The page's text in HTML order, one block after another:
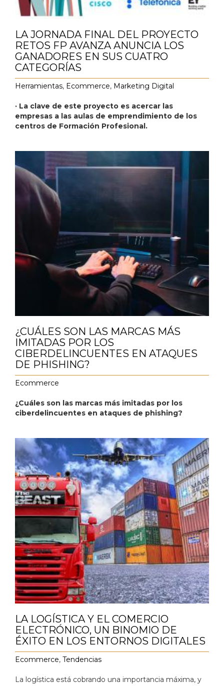
LA JORNADA FINAL DEL PROYECTO
RETOS FP AVANZA ANUNCIA LOS
GANADORES EN SUS CUATRO
CATEGORÍAS
Herramientas, Ecommerce, Marketing Digital
· La clave de este proyecto es acercar las
empresas a las aulas de emprendimiento de los
centros de Formación Profesional.
¿CUÁLES SON LAS MARCAS MÁS
IMITADAS POR LOS
CIBERDELINCUENTES EN ATAQUES
DE PHISHING?
Ecommerce
¿Cuáles son las marcas más imitadas por los
ciberdelincuentes en ataques de phishing?
LA LOGÍSTICA Y EL COMERCIO
ELECTRÓNICO, UN BINOMIO DE
ÉXITO EN LOS ENTORNOS DIGITALES
Ecommerce, Tendencias
La logística está cobrando una importancia máxima, y